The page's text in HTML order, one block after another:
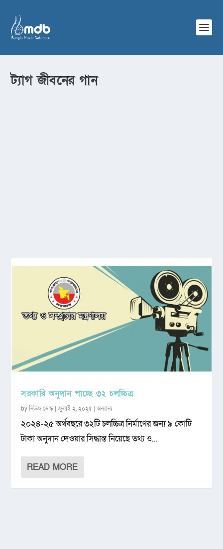
ট্যাগজীবনের গান
সরকারি অনুদান পাচ্ছে ৩২ চলচ্চিত্র
byনিউজ ডেস্ক |জুলাই ২, ২০২৫ |অন্যান্য
২০২৪-২৫ অর্থবছরে ৩২টি চলচ্চিত্র নির্মাণের জন্য ৯ কোটি
টাকা অনুদান দেওয়ার সিদ্ধান্ত নিয়েছে তথ্য ও...
READ MORE